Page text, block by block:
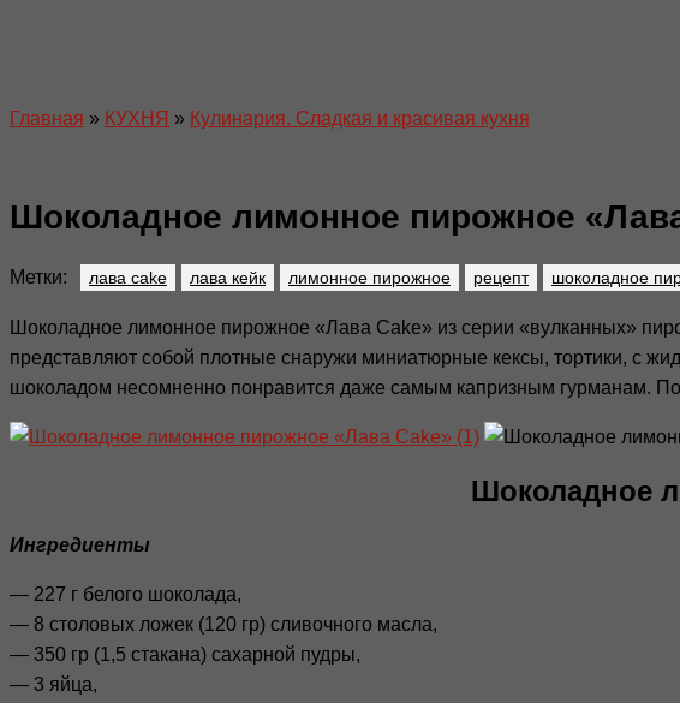
Главная » КУХНЯ » Кулинария. Сладкая и красивая кухня
Шоколадное лимонное пирожное
Метки: лава cake лава кейк лимонное пирожное рецепт шоколадное
Шоколадное лимонное пирожное «Лава Cake» из серии «вулканных»
представляют собой плотные снаружи миниатюрные кексы, тортики, с
шоколадом несомненно понравится даже самым капризным гурманам.
Шоколадное
Ингредиенты
— 227 г белого шоколада,
— 8 столовых ложек (120 гр) сливочного масла,
— 350 гр (1,5 стакана) сахарной пудры,
— 3 яйца,